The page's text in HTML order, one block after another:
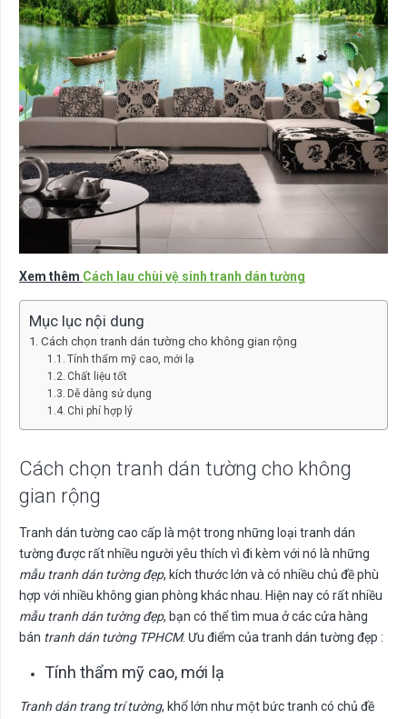
Xem thêm Cách lau chùi vệ sinh tranh dán tường
Mục lục nội dung
Cách chọn tranh dán tường cho không gian rộng
Tính thẩm mỹ cao, mới lạ
Chất liệu tốt
Dễ dàng sử dụng
Chi phí hợp lý
Cách chọn tranh dán tường cho không
gian rộng
Tranh dán tường cao cấp là một trong những loại tranh dán
tường được rất nhiều người yêu thích vì đi kèm với nó là những
mẫu tranh dán tường đẹp, kích thước lớn và có nhiều chủ đề phù
hợp với nhiều không gian phòng khác nhau. Hiện nay có rất nhiều
mẫu tranh dán tường đẹp, bạn có thể tìm mua ở các cửa hàng
bán tranh dán tường TPHCM. Ưu điểm của tranh dán tường đẹp :
Tính thẩm mỹ cao, mới lạ
Tranh dán trang trí tường, khổ lớn như một bức tranh có chủ đề